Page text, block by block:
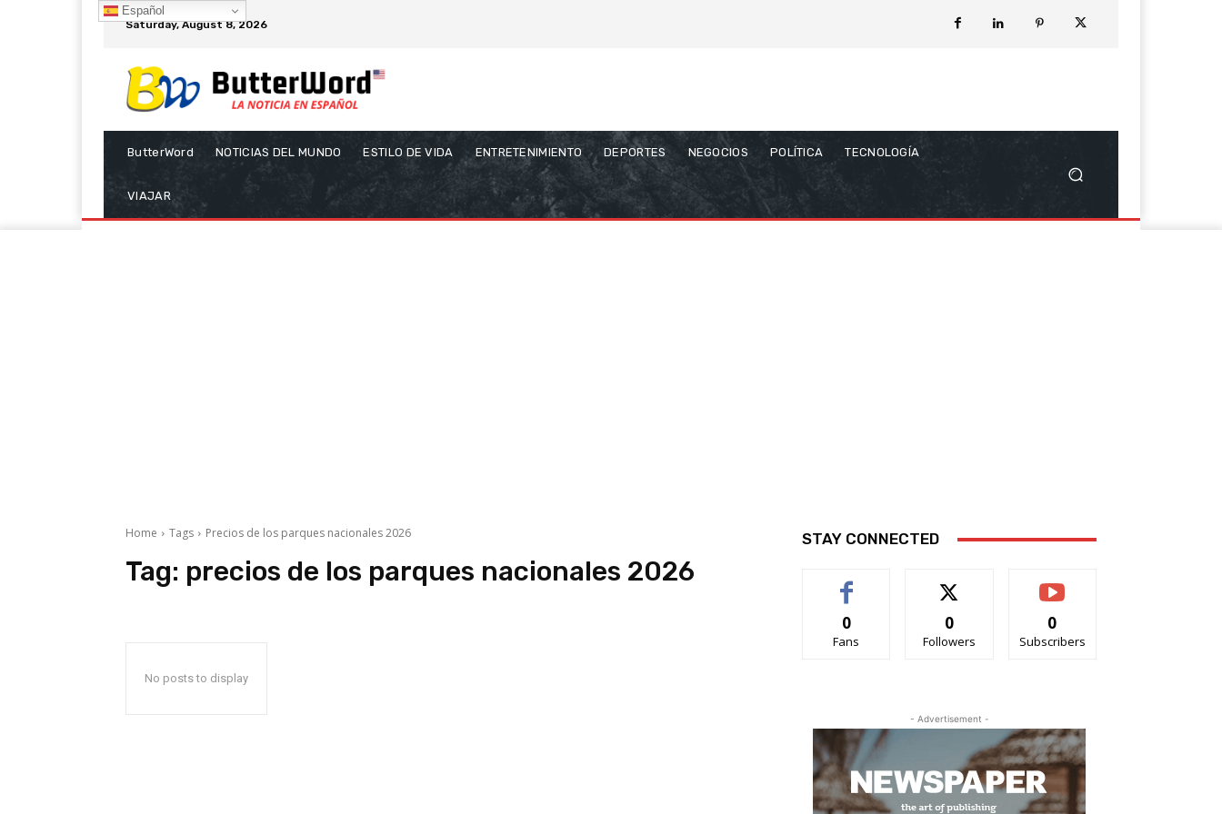
Saturday, August 8, 2026
ButterWord NOTICIAS DEL MUNDO ESTILO DE VIDA ENTRETENIMIENTO DEPORTES NEGOCIOS POLÍTICA TECNOLOGÍA
VIAJAR
Home Tags Precios de los parques nacionales 2026
Tag: precios de los parques nacionales 2026
No posts to display
STAY CONNECTED
0
Fans
0
Followers
0
Subscribers
- Advertisement -
Español